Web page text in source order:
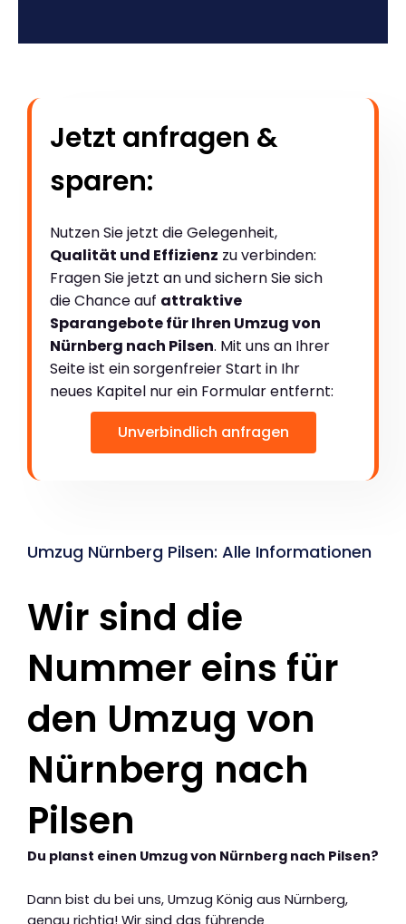
Jetzt anfragen &
sparen:
Nutzen Sie jetzt die Gelegenheit,
Qualität und Effizienz zu verbinden:
Fragen Sie jetzt an und sichern Sie sich
die Chance auf attraktive
Sparangebote für Ihren Umzug von
Nürnberg nach Pilsen. Mit uns an Ihrer
Seite ist ein sorgenfreier Start in Ihr
neues Kapitel nur ein Formular entfernt:
Unverbindlich anfragen
Umzug Nürnberg Pilsen: Alle Informationen
Wir sind die
Nummer eins für
den Umzug von
Nürnberg nach
Pilsen
Du planst einen Umzug von Nürnberg nach Pilsen?
Dann bist du bei uns, Umzug König aus Nürnberg,